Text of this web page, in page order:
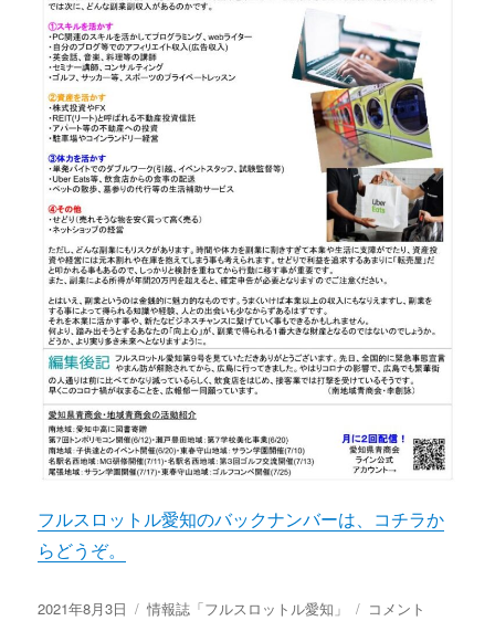
フルスロットル愛知のバックナンバーは、コチラか
らどうぞ。
投
2021年8月3日
カ
情報誌「フルスロットル愛知」
情
コメント